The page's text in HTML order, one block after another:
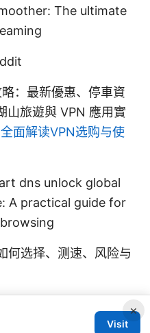
The ultimate
：最新優惠、停車資
山旅遊與 VPN 應用實
面解读VPN选购与使
dns unlock global
A practical guide for
何选择、测速、风险与
×
Visit